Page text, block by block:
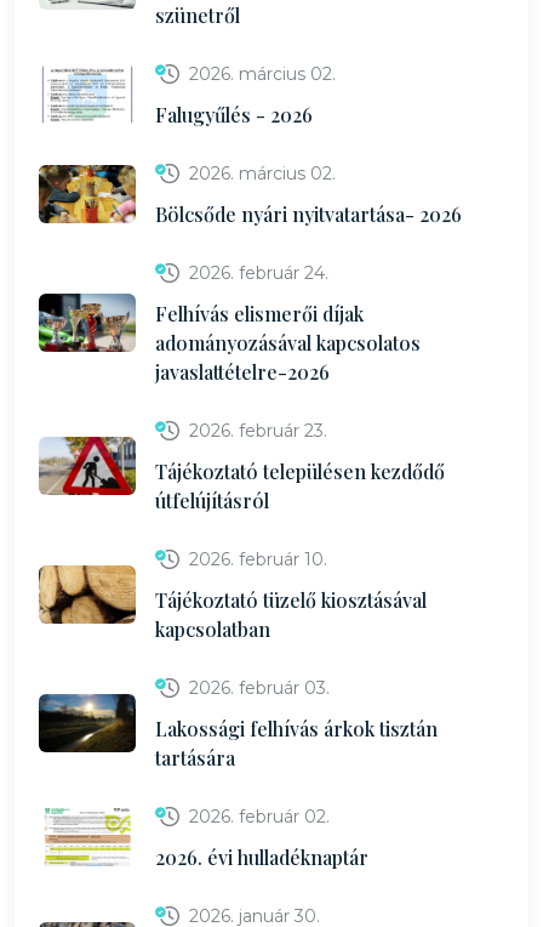
szünetről
2026. március 02.
Falugyűlés - 2026
2026. március 02.
Bölcsőde nyári nyitvatartása- 2026
2026. február 24.
Felhívás elismerői díjak
adományozásával kapcsolatos
javaslattételre-2026
2026. február 23.
Tájékoztató településen kezdődő
útfelújításról
2026. február 10.
Tájékoztató tüzelő kiosztásával
kapcsolatban
2026. február 03.
Lakossági felhívás árkok tisztán
tartására
2026. február 02.
2026. évi hulladéknaptár
2026. január 30.